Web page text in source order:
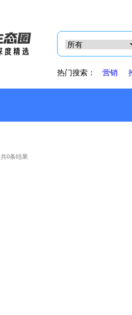
热门搜索： 营销
共0条结果